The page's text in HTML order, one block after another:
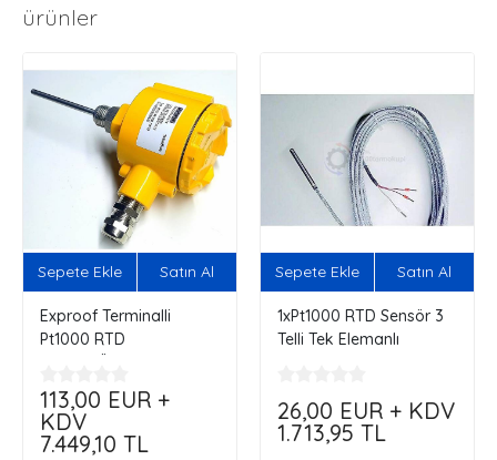
ürünler
Exproof Terminalli
Pt1000 RTD
!!!
113,00 EUR +
KDV
7.449,10 TL
Sepete Ekle Satın Al
1xPt1000 RTD Sensör 3
Telli Tek Elemanlı
26,00 EUR + KDV
1.713,95 TL
Sepete Ekle Satın Al